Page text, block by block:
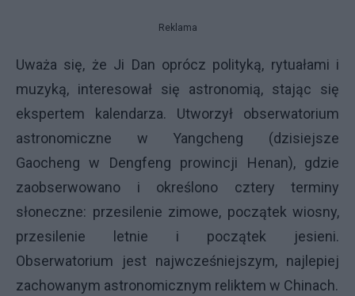
Reklama
Uważa się, że Ji Dan oprócz polityką, rytuałami i
muzyką, interesował się astronomią, stając się
ekspertem kalendarza. Utworzył obserwatorium
astronomiczne w Yangcheng (dzisiejsze
Gaocheng w Dengfeng prowincji Henan), gdzie
zaobserwowano i określono cztery terminy
słoneczne: przesilenie zimowe, początek wiosny,
przesilenie letnie i początek jesieni.
Obserwatorium jest najwcześniejszym, najlepiej
zachowanym astronomicznym reliktem w Chinach.